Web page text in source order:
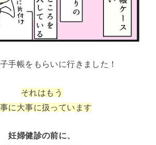
手帳をもらいに行きました！
それはもう
に大事に扱っています
妊婦健診の前に、